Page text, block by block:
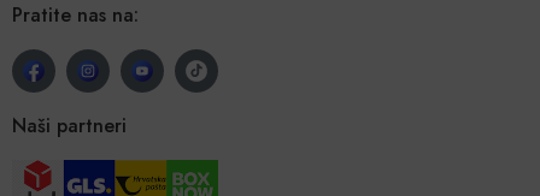
Pratite nas na:
Naši partneri